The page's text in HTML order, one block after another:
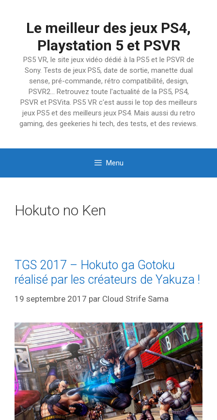
Le meilleur des jeux PS4,
Playstation 5 et PSVR
PS5 VR, le site jeux vidéo dédié à la PS5 et le PSVR de
Sony. Tests de jeux PS5, date de sortie, manette dual
sense, pré-commande, rétro compatibilité, design,
PSVR2… Retrouvez toute l'actualité de la PS5, PS4,
PSVR et PSVita. PS5 VR c'est aussi le top des meilleurs
jeux PS5 et des meilleurs jeux PS4. Mais aussi du retro
gaming, des geekeries hi tech, des tests, et des reviews.
Menu
Hokuto no Ken
TGS 2017 – Hokuto ga Gotoku
réalisé par les créateurs de Yakuza !
19 septembre 2017 par Cloud Strife Sama